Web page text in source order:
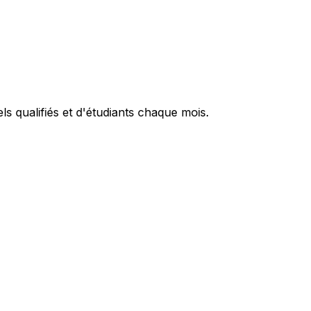
qualifiés et d'étudiants chaque mois.